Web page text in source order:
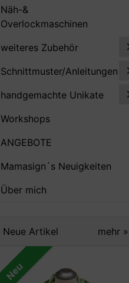
Näh-&
Overlockmaschinen
weiteres Zubehör
Schnittmuster/Anleitungen
handgemachte Unikate
Workshops
ANGEBOTE
Mamasign´s Neuigkeiten
Über mich
Neue Artikel mehr »
Neu